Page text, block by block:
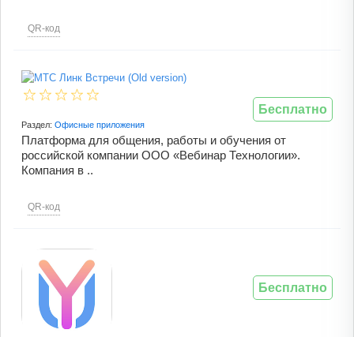
QR-код
Раздел: Офисные приложения
Платформа для общения, работы и обучения от
российской компании ООО «Вебинар Технологии».
Компания в ..
QR-код
Бесплатно
Бесплатно